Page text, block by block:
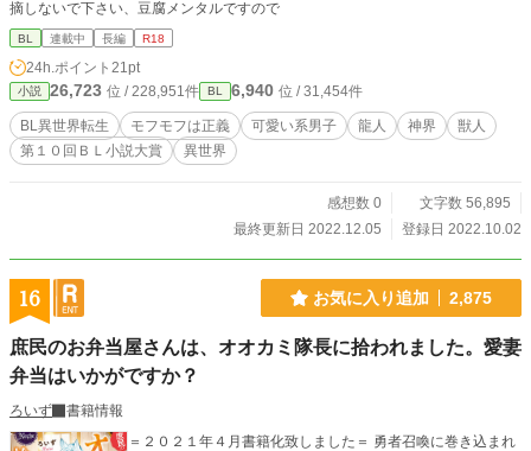
摘しないで下さい、豆腐メンタルですので
BL 連載中 長編 R18
24h.ポイント 21pt
小説 26,723 位 / 228,951件 BL 6,940 位 / 31,454件
BL異世界転生 モフモフは正義 可愛い系男子 龍人 神界
獣人
第１０回ＢＬ小説大賞
異世界
感想数 0
文字数 56,895
最終更新日 2022.12.05
登録日 2022.10.02
16 お気に入り追加 2,875
庶民のお弁当屋さんは、オオカミ隊長に拾われました。愛妻
弁当はいかがですか？
ろいず
書籍情報
＝２０２１年４月書籍化致しました＝ 勇者召喚に巻き込まれ